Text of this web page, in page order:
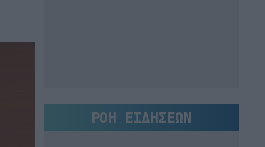
ΡΟΗ ΕΙΔΗΣΕΩΝ